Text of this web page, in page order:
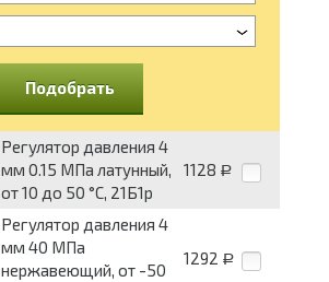
Подобрать
Регулятор давления 4
мм 0.15 МПа латунный,
от 10 до 50 °С, 21Б1р
1128 Р
Регулятор давления 4
мм 40 МПа
нержавеющий, от -50
1292 Р